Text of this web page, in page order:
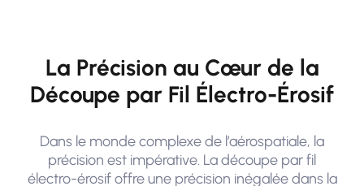
La Précision au Cœur de la
Découpe par Fil Électro-Érosif
Dans le monde complexe de l’aérospatiale, la
précision est impérative. La découpe par fil
électro-érosif offre une précision inégalée dans la